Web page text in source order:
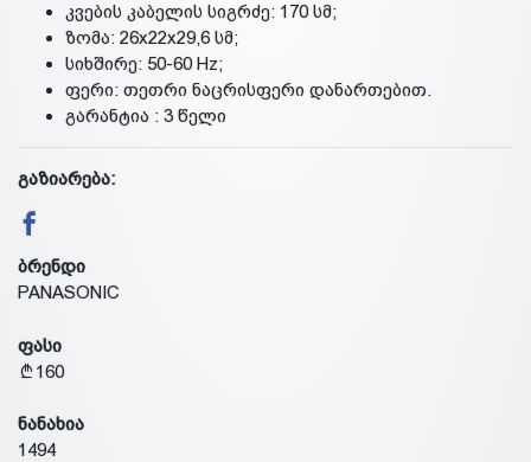
კვების კაბელის სიგრძე: 170 სმ;
ზომა: 26х22х29,6 სმ;
სიხშირე: 50-60 Hz;
ფერი: თეთრი ნაცრისფერი დანართებით.
გარანტია : 3 წელი
გაზიარება:
ბრენდი
PANASONIC
ფასი
160
ნანახია
1494